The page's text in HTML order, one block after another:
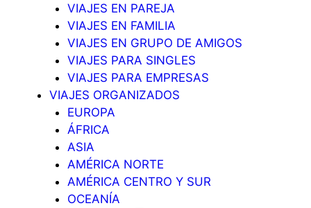
VIAJES EN PAREJA
VIAJES EN FAMILIA
VIAJES EN GRUPO DE AMIGOS
VIAJES PARA SINGLES
VIAJES PARA EMPRESAS
VIAJES ORGANIZADOS
EUROPA
ÁFRICA
ASIA
AMÉRICA NORTE
AMÉRICA CENTRO Y SUR
OCEANÍA